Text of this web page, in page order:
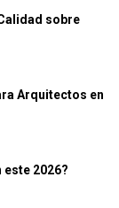
sobre
Arquitectos en
2026?